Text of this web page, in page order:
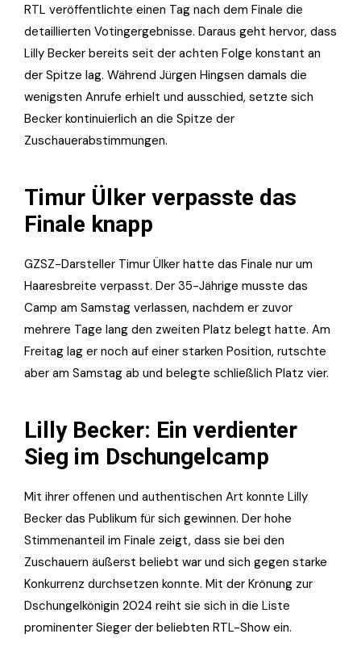
RTL veröffentlichte einen Tag nach dem Finale die
detaillierten Votingergebnisse. Daraus geht hervor, dass
Lilly Becker bereits seit der achten Folge konstant an
der Spitze lag. Während Jürgen Hingsen damals die
wenigsten Anrufe erhielt und ausschied, setzte sich
Becker kontinuierlich an die Spitze der
Zuschauerabstimmungen.
Timur Ülker verpasste das
Finale knapp
GZSZ-Darsteller Timur Ülker hatte das Finale nur um
Haaresbreite verpasst. Der 35-Jährige musste das
Camp am Samstag verlassen, nachdem er zuvor
mehrere Tage lang den zweiten Platz belegt hatte. Am
Freitag lag er noch auf einer starken Position, rutschte
aber am Samstag ab und belegte schließlich Platz vier.
Lilly Becker: Ein verdienter
Sieg im Dschungelcamp
Mit ihrer offenen und authentischen Art konnte Lilly
Becker das Publikum für sich gewinnen. Der hohe
Stimmenanteil im Finale zeigt, dass sie bei den
Zuschauern äußerst beliebt war und sich gegen starke
Konkurrenz durchsetzen konnte. Mit der Krönung zur
Dschungelkönigin 2024 reiht sie sich in die Liste
prominenter Sieger der beliebten RTL-Show ein.